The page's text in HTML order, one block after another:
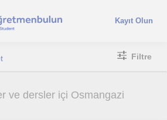
Kayıt Olun
Filtre
ve dersler içi Osmangazi